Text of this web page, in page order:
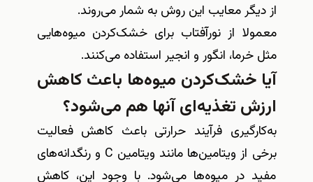
از دیگر معایب این روش به شمار می‌روند.
معمولا از نورآفتاب برای خشک‌کردن میوه‌هایی
مثل خرما، انگور و انجیر استفاده می‌کنند.
آیا خشک‌کردن میوه‌ها باعث کاهش
ارزش تغذیه‌ای آنها هم می‌شود؟
به‌کارگیری فرآیند حرارتی باعث کاهش فعالیت
برخی از ویتامین‌ها مانند ویتامین C و رنگدانه‌های
مفید در میوه‌ها می‌شود. با وجود این، کاهش